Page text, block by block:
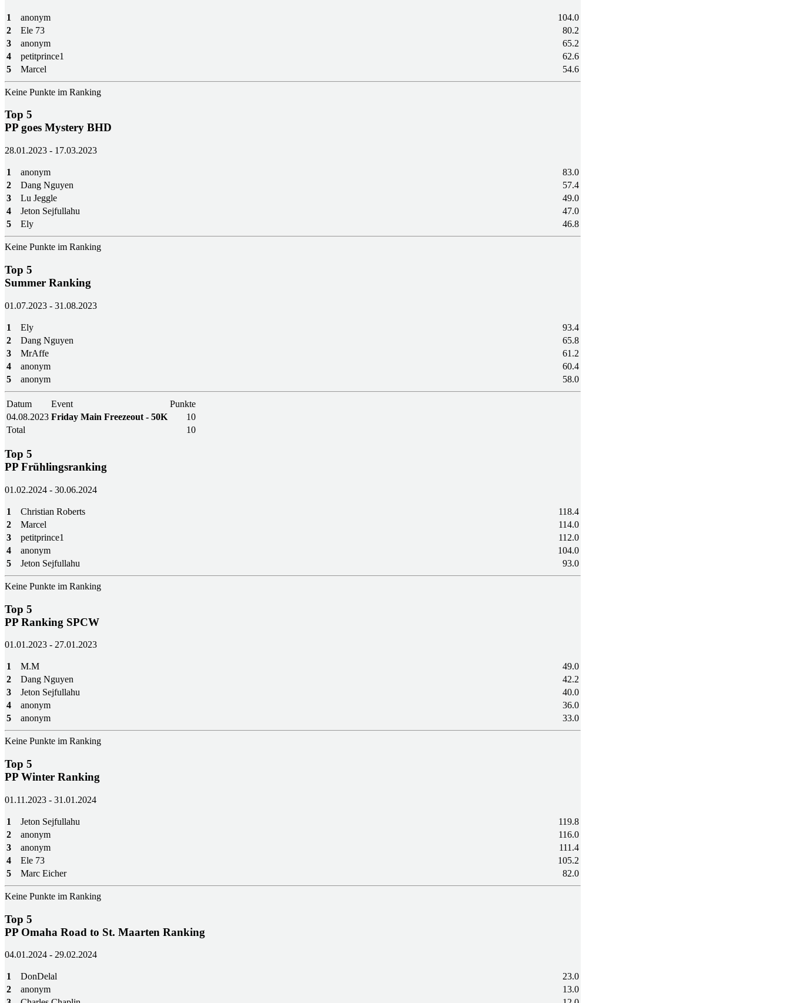
1 anonym
104.0
2
Ele 73
80.2
3
anonym
65.2
4
petitprince1
62.6
5
Marcel 54.6
Keine Punkte im Ranking
Top 5
PP goes Mystery BHD
28.01.2023 - 17.03.2023
1 anonym
83.0
2
Dang Nguyen
57.4
3
Lu Jeggle
49.0
4
Jeton Sejfullahu
47.0
5
Ely 46.8
Keine Punkte im Ranking
Top 5
Summer Ranking
01.07.2023 - 31.08.2023
1 Ely
93.4
2
Dang Nguyen
65.8
3
MrAffe
61.2
4
anonym
60.4
5
anonym 58.0
Datum Event
Punkte
04.08.2023 Friday Main Freezeout - 50K
10
Total
10
Top 5
PP Frühlingsranking
01.02.2024 - 30.06.2024
1 Christian Roberts
118.4
2
Marcel
114.0
3
petitprince1
112.0
4
anonym
104.0
5
Jeton Sejfullahu 93.0
Keine Punkte im Ranking
Top 5
PP Ranking SPCW
01.01.2023 - 27.01.2023
1 M.M
49.0
2
Dang Nguyen
42.2
3
Jeton Sejfullahu
40.0
4
anonym
36.0
5
anonym 33.0
Keine Punkte im Ranking
Top 5
PP Winter Ranking
01.11.2023 - 31.01.2024
1 Jeton Sejfullahu
119.8
2
anonym
116.0
3
anonym
111.4
4
Ele 73
105.2
5
Marc Eicher 82.0
Keine Punkte im Ranking
Top 5
PP Omaha Road to St. Maarten Ranking
04.01.2024 - 29.02.2024
1 DonDelal
23.0
2
anonym
13.0